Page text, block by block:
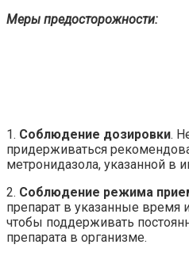
Меры предосторожности:
1. Соблюдение дозировки.
придерживаться
метронидазола, указанной в
2. Соблюдение режима
препарат в указанные время
чтобы поддерживать
препарата в организме.